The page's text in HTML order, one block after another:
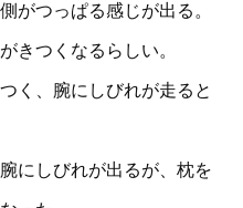
がつっぱる感じが出る。
きつくなるらしい。
く、腕にしびれが走ると
にしびれが出るが、枕を